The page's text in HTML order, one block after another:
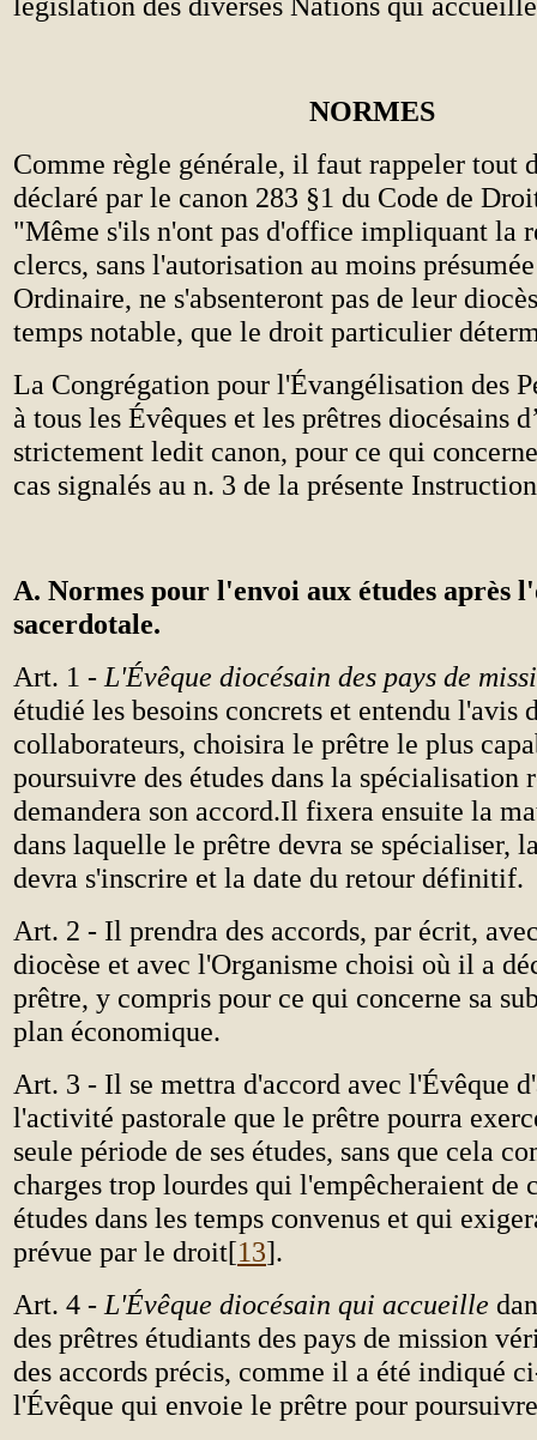
NORMES
Comme règle générale, il faut rappeler tout
déclaré par le canon 283 §1 du Code de
"Même s'ils n'ont pas d'office impliquant la
clercs, sans l'autorisation au moins
Ordinaire, ne s'absenteront pas de leur
temps notable, que le droit particulier
La Congrégation pour l'Évangélisation des
à tous les Évêques et les prêtres diocésains
strictement ledit canon, pour ce qui
cas signalés au n. 3 de la présente
A. Normes pour l'envoi aux études après
sacerdotale.
Art. 1 - L'Évêque diocésain des pays de
étudié les besoins concrets et entendu l'avis
collaborateurs, choisira le prêtre le plus
poursuivre des études dans la spécialisation
demandera son accord.Il fixera ensuite la
dans laquelle le prêtre devra se spécialiser,
devra s'inscrire et la date du retour définitif.
Art. 2 - Il prendra des accords, par écrit,
diocèse et avec l'Organisme choisi où il a
prêtre, y compris pour ce qui concerne sa
plan économique.
Art. 3 - Il se mettra d'accord avec l'Évêque
l'activité pastorale que le prêtre pourra
seule période de ses études, sans que cela
charges trop lourdes qui l'empêcheraient de
études dans les temps convenus et qui
prévue par le droit[13].
Art. 4 - L'Évêque diocésain qui accueille
des prêtres étudiants des pays de mission
des accords précis, comme il a été indiqué
l'Évêque qui envoie le prêtre pour